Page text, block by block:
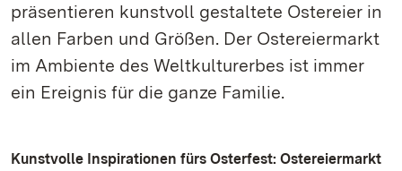
präsentieren kunstvoll gestaltete Ostereier in
allen Farben und Größen. Der Ostereiermarkt
im Ambiente des Weltkulturerbes ist immer
ein Ereignis für die ganze Familie.
Kunstvolle Inspirationen fürs Osterfest: Ostereiermarkt